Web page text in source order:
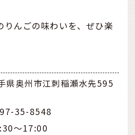
りんごの味わいを、ぜひ楽
県奥州市江刺稲瀬水先595
35-8548
〜17:00